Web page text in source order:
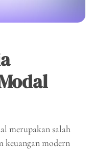
merupakan salah
keuangan modern